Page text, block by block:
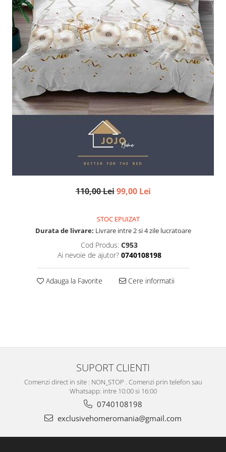
110,00 Lei 99,00 Lei
STOC EPUIZAT
Durata de livrare: Livrare intre 2 si 4 zile lucratoare
Cod Produs: C953
Ai nevoie de ajutor? 0740108198
Adauga la Favorite Cere informatii
SUPORT CLIENTI
Comenzi direct in site : NON_STOP . Comenzi prin telefon sau
Whatsapp: intre 10:00 si 16:00
0740108198
exclusivehomeromania@gmail.com